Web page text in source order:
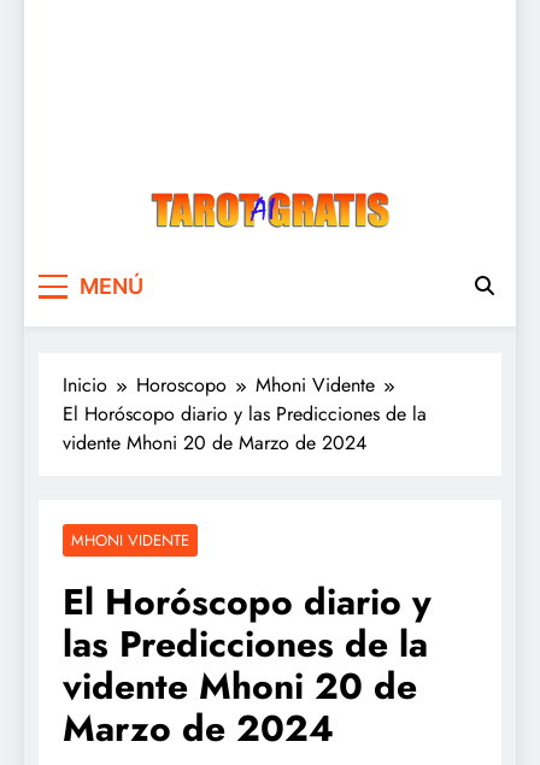
MENÚ
Inicio Horoscopo
Mhoni Vidente
El Horóscopo diario y las Predicciones de la
vidente Mhoni 20 de Marzo de 2024
MHONI VIDENTE
El Horóscopo diario y
las Predicciones de la
vidente Mhoni 20 de
Marzo de 2024